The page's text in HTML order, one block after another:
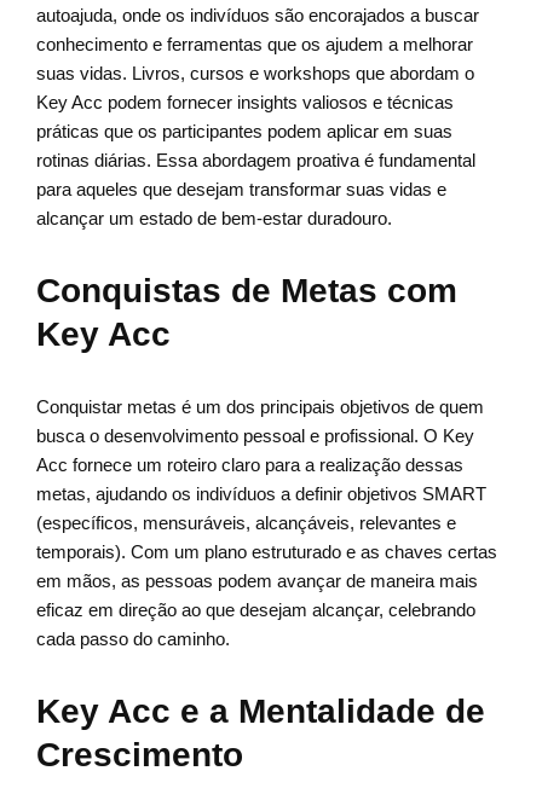
autoajuda, onde os indivíduos são encorajados a buscar
conhecimento e ferramentas que os ajudem a melhorar
suas vidas. Livros, cursos e workshops que abordam o
Key Acc podem fornecer insights valiosos e técnicas
práticas que os participantes podem aplicar em suas
rotinas diárias. Essa abordagem proativa é fundamental
para aqueles que desejam transformar suas vidas e
alcançar um estado de bem-estar duradouro.
Conquistas de Metas com
Key Acc
Conquistar metas é um dos principais objetivos de quem
busca o desenvolvimento pessoal e profissional. O Key
Acc fornece um roteiro claro para a realização dessas
metas, ajudando os indivíduos a definir objetivos SMART
(específicos, mensuráveis, alcançáveis, relevantes e
temporais). Com um plano estruturado e as chaves certas
em mãos, as pessoas podem avançar de maneira mais
eficaz em direção ao que desejam alcançar, celebrando
cada passo do caminho.
Key Acc e a Mentalidade de
Crescimento